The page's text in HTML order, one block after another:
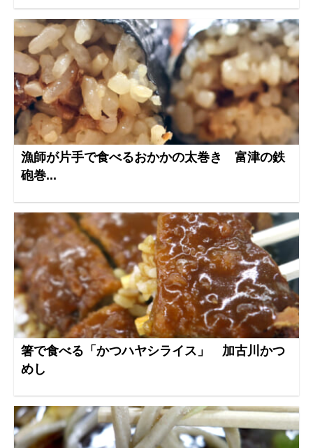
漁師が片手で食べるおかかの太巻き 富津の鉄
砲巻...
箸で食べる「かつハヤシライス」 加古川かつ
めし